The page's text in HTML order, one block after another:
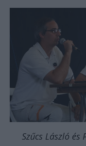
Szűcs László